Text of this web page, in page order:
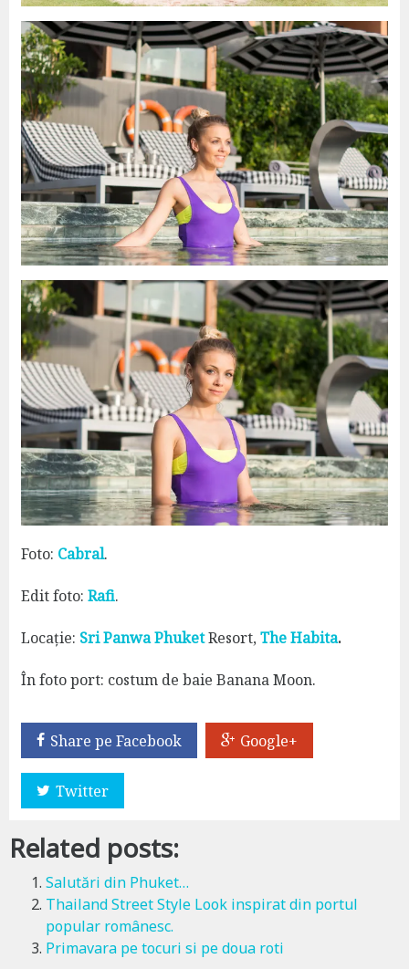
Foto: Cabral.
Edit foto: Rafi.
Locație: Sri Panwa PhuketResort,The Habita.
În foto port: costum de baie Banana Moon.
Share pe Facebook Google+
Twitter
Related posts:
Salutări din Phuket…
Thailand Street Style Look inspirat din portul
popular românesc.
Primavara pe tocuri si pe doua roti